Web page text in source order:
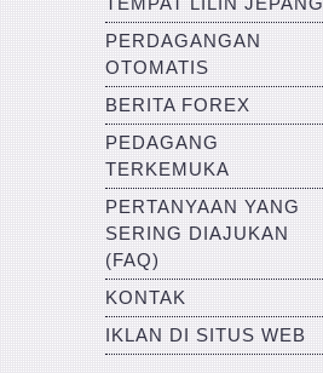
PERDAGANGAN
OTOMATIS
BERITA FOREX
PEDAGANG
TERKEMUKA
PERTANYAAN YANG
SERING DIAJUKAN
(FAQ)
KONTAK
IKLAN DI SITUS WEB